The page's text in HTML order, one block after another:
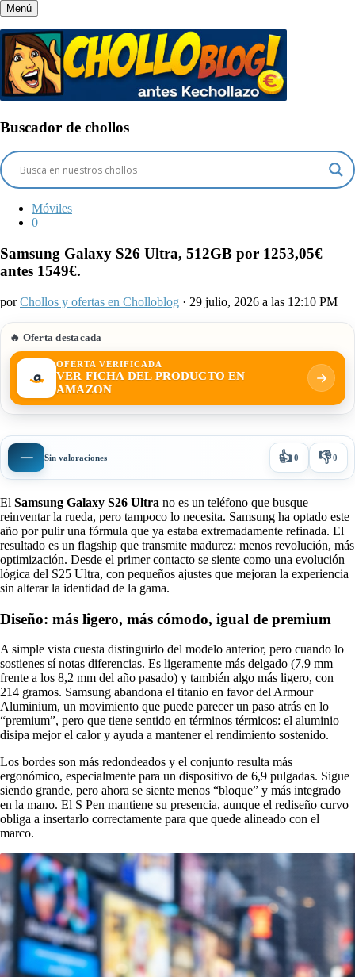
Menú
Buscador de chollos
Móviles
0
Samsung Galaxy S26 Ultra, 512GB por 1253,05€
antes 1549€.
porChollos y ofertas en Cholloblog · 29 julio, 2026 a las 12:10 PM
🔥 Oferta destacada
OFERTA VERIFICADA
VER FICHA DEL PRODUCTO EN
AMAZON
— Sin valoraciones 👍0 👎0
El Samsung Galaxy S26 Ultra no es un teléfono que busque
reinventar la rueda, pero tampoco lo necesita. Samsung ha optado este
año por pulir una fórmula que ya estaba extremadamente refinada. El
resultado es un flagship que transmite madurez: menos revolución, más
optimización. Desde el primer contacto se siente como una evolución
lógica del S25 Ultra, con pequeños ajustes que mejoran la experiencia
sin alterar la identidad de la gama.
Diseño: más ligero, más cómodo, igual de premium
A simple vista cuesta distinguirlo del modelo anterior, pero cuando lo
sostienes sí notas diferencias. Es ligeramente más delgado (7,9 mm
frente a los 8,2 mm del año pasado) y también algo más ligero, con
214 gramos. Samsung abandona el titanio en favor del Armour
Aluminium, un movimiento que puede parecer un paso atrás en lo
“premium”, pero que tiene sentido en términos térmicos: el aluminio
disipa mejor el calor y ayuda a mantener el rendimiento sostenido.
Los bordes son más redondeados y el conjunto resulta más
ergonómico, especialmente para un dispositivo de 6,9 pulgadas. Sigue
siendo grande, pero ahora se siente menos “bloque” y más integrado
en la mano. El S Pen mantiene su presencia, aunque el rediseño curvo
obliga a insertarlo correctamente para que quede alineado con el
marco.